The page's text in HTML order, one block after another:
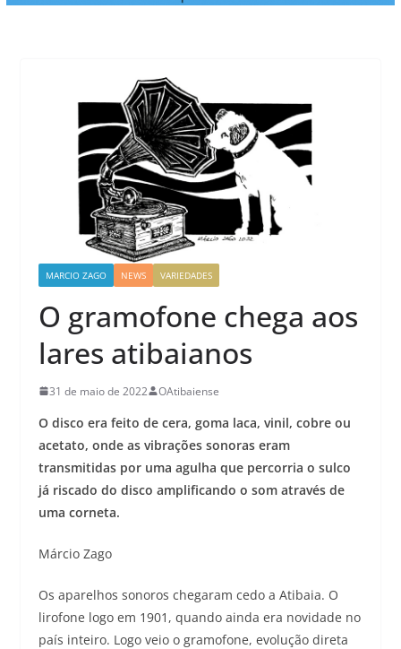
MARCIO ZAGO NEWS VARIEDADES
O gramofone chega aos
lares atibaianos
31 de maio de 2022 OAtibaiense
O disco era feito de cera, goma laca, vinil, cobre ou
acetato, onde as vibrações sonoras eram
transmitidas por uma agulha que percorria o sulco
já riscado do disco amplificando o som através de
uma corneta.
Márcio Zago
Os aparelhos sonoros chegaram cedo a Atibaia. O
lirofone logo em 1901, quando ainda era novidade no
país inteiro. Logo veio o gramofone, evolução direta